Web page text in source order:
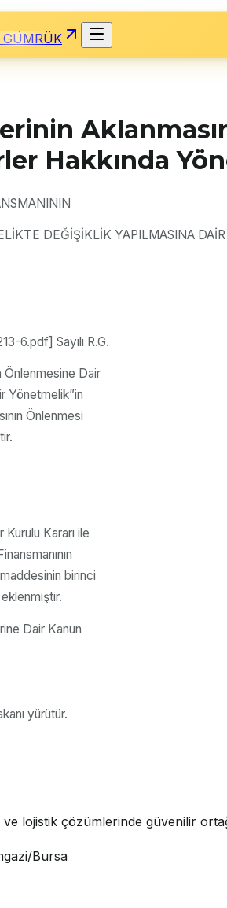
GÜMRÜK
Hakkında
DEĞİŞİKLİK YAPILMASINA DAİR
6.pdf] Sayılı R.G.
Önlenmesine Dair
Yönetmelik”in
Önlenmesi
Kararı ile
birinci
Dair Kanun
yürütür.
lojistik çözümlerinde güvenilir
Bursa